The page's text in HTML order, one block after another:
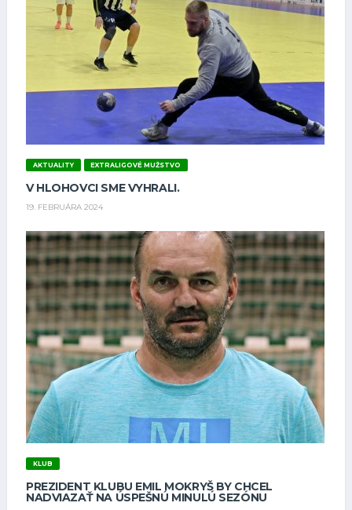
AKTUALITY EXTRALIGOVÉ MUŽSTVO
V HLOHOVCI SME VYHRALI.
19. FEBRUÁRA 2024
KLUB
PREZIDENT KLUBU EMIL MOKRYŠ BY CHCEL
NADVIAZAŤ NA ÚSPEŠNÚ MINULÚ SEZÓNU